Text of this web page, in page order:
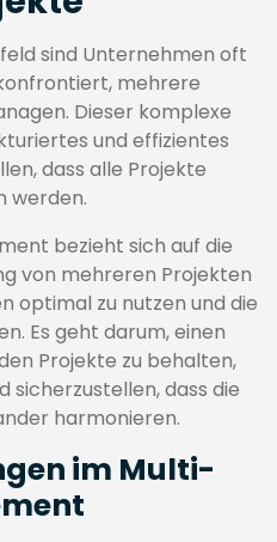
sind Unternehmen oft
mehrere
Dieser komplexe
und effizientes
dass alle Projekte
werden.
bezieht sich auf die
von mehreren Projekten
optimal zu nutzen und die
Es geht darum, einen
Projekte zu behalten,
sicherzustellen, dass die
harmonieren.
im Multi-